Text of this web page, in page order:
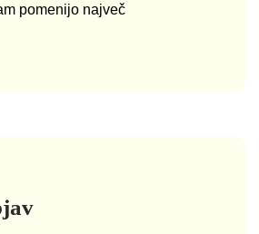
pomenijo največ